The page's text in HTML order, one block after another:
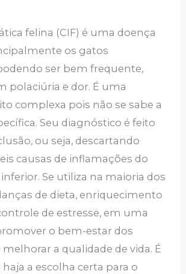
felina (CIF) é uma doença
os gatos
ser bem frequente,
polaciúria e dor. É uma
complexa pois não se sabe a
Seu diagnóstico é feito
ou seja, descartando
causas de inflamações do
Se utiliza na maioria dos
de dieta, enriquecimento
de estresse, em uma
o bem-estar dos
a qualidade de vida. É
a escolha certa para o